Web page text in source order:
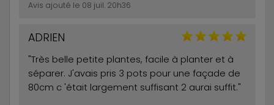
Avis ajouté le 08 juil. 20h36
ADRIEN
"Très belle petite plantes, facile à planter et à
séparer. J'avais pris 3 pots pour une façade de
80cm c 'était largement suffisant 2 aurai suffit."